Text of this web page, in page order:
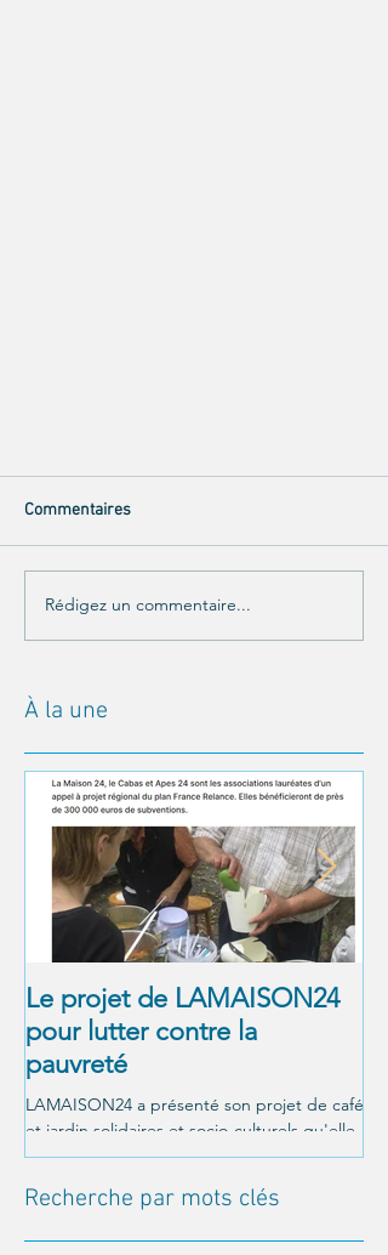
Commentaires
Rédigez un commentaire...
À la une
Le projet de LAMAISON24
pour lutter contre la
pauvreté
LAMAISON24 a présenté son projet de café
et jardin solidaires et socio-culturels qu'elle
veut mettre en place à Périgueux, et a été...
Recherche par mots clés